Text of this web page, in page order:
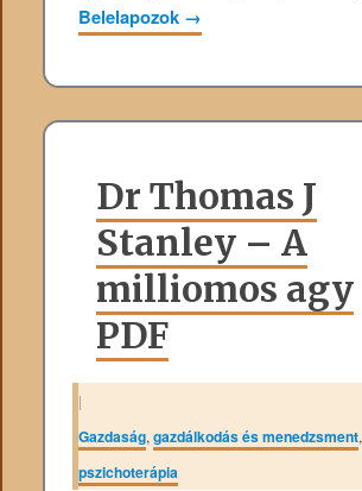
Belelapozok →
Dr Thomas J
Stanley – A
milliomos agy
PDF
|
Gazdaság,gazdálkodás és menedzsment,
pszichoterápia